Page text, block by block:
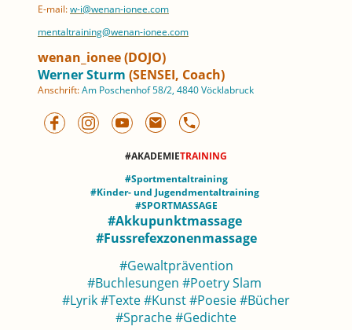
E-mail:w-i@wenan-ionee.com
mentaltraining@wenan-ionee.com
wenan_ionee (DOJO)
Werner Sturm (SENSEI, Coach)
Anschrift:Am Poschenhof 58/2, 4840 Vöcklabruck
#AKADEMIETRAINING
#Sportmentaltraining
#Kinder- und Jugendmentaltraining
#SPORTMASSAGE
#Akkupunktmassage
#Fussrefexzonenmassage
#Gewaltprävention
#Buchlesungen #Poetry Slam
#Lyrik #Texte #Kunst #Poesie #Bücher
#Sprache #Gedichte